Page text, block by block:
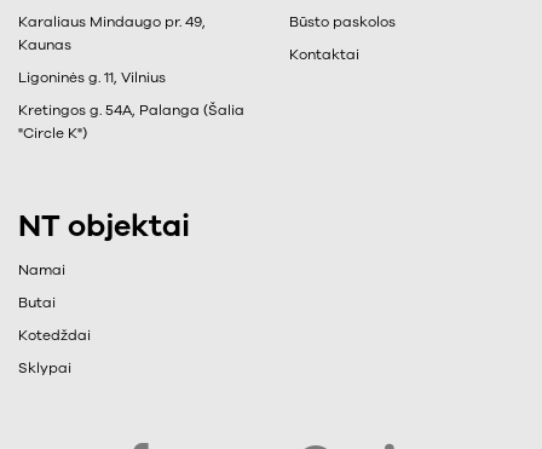
Karaliaus Mindaugo pr. 49,
Kaunas
Ligoninės g. 11, Vilnius
Kretingos g. 54A, Palanga (Šalia
"Circle K")
Būsto paskolos
Kontaktai
NT objektai
Namai
Butai
Kotedždai
Sklypai